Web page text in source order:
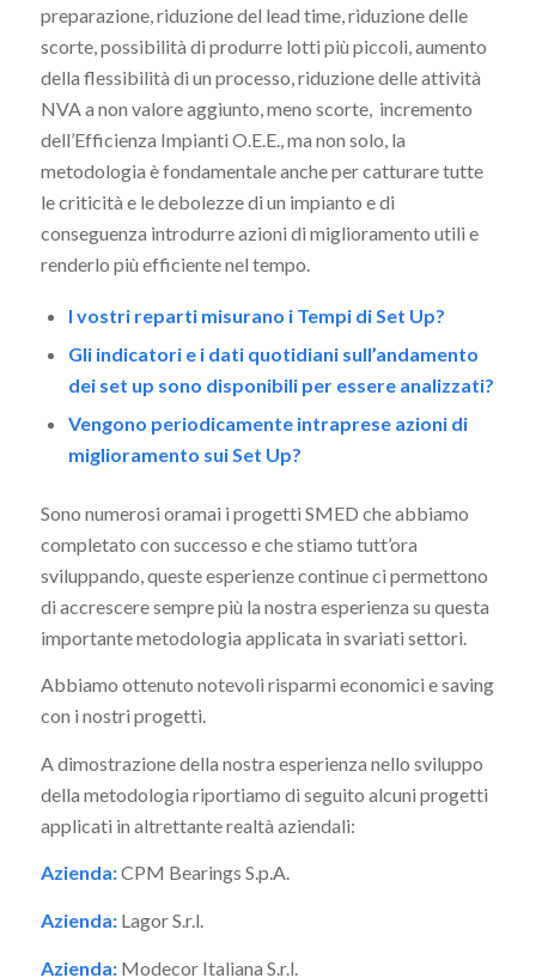
preparazione, riduzione del lead time, riduzione delle
scorte, possibilità di produrre lotti più piccoli, aumento
della flessibilità di un processo, riduzione delle attività
NVA a non valore aggiunto, meno scorte, incremento
dell’Efficienza Impianti O.E.E., ma non solo, la
metodologia è fondamentale anche per catturare tutte
le criticità e le debolezze di un impianto e di
conseguenza introdurre azioni di miglioramento utili e
renderlo più efficiente nel tempo.
I vostri reparti misurano i Tempi di Set Up?
Gli indicatori e i dati quotidiani sull’andamento
dei set up sono disponibili per essere analizzati?
Vengono periodicamente intraprese azioni di
miglioramento sui Set Up?
Sono numerosi oramai i progetti SMED che abbiamo
completato con successo e che stiamo tutt’ora
sviluppando, queste esperienze continue ci permettono
di accrescere sempre più la nostra esperienza su questa
importante metodologia applicata in svariati settori.
Abbiamo ottenuto notevoli risparmi economici e saving
con i nostri progetti.
A dimostrazione della nostra esperienza nello sviluppo
della metodologia riportiamo di seguito alcuni progetti
applicati in altrettante realtà aziendali:
Azienda:CPM Bearings S.p.A.
Azienda: Lagor S.r.l.
Azienda: Modecor Italiana S.r.l.